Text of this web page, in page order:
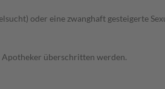
oder eine zwanghaft gesteigerte
überschritten werden.